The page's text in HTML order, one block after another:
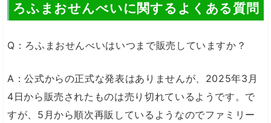
ろふまおせんべいに関するよくある質問
Q：ろふまおせんべいはいつまで販売していますか？
A：公式からの正式な発表はありませんが、2025年3月
4日から販売されたものは売り切れているようです。で
すが、5月から順次再販しているようなのでファミリー